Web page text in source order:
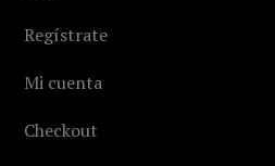
Regístrate
Mi cuenta
Checkout